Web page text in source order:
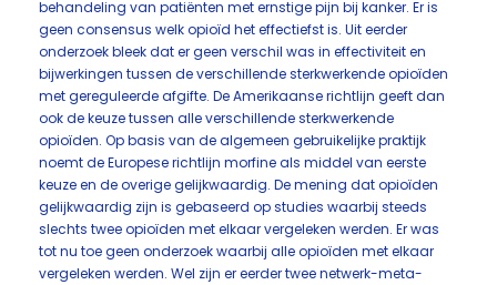
behandeling van patiënten met ernstige pijn bij kanker. Er is
geen consensus welk opioïd het effectiefst is. Uit eerder
onderzoek bleek dat er geen verschil was in effectiviteit en
bijwerkingen tussen de verschillende sterkwerkende opioïden
met gereguleerde afgifte. De Amerikaanse richtlijn geeft dan
ook de keuze tussen alle verschillende sterkwerkende
opioïden. Op basis van de algemeen gebruikelijke praktijk
noemt de Europese richtlijn morfine als middel van eerste
keuze en de overige gelijkwaardig. De mening dat opioïden
gelijkwaardig zijn is gebaseerd op studies waarbij steeds
slechts twee opioïden met elkaar vergeleken werden. Er was
tot nu toe geen onderzoek waarbij alle opioïden met elkaar
vergeleken werden. Wel zijn er eerder twee netwerk-meta-